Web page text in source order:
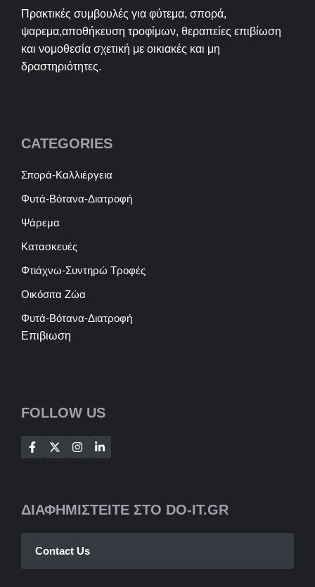
Πρακτικές συμβουλές για φύτεμα, σπορά,
ψαρεμα,αποθήκευση τροφίμων, θεραπείες επιβίωση
και νομοθεσία σχετική με οικιακές και μη
δραστηριότητες.
CATEGORIES
Σπορά-Καλλιέργεια
Φυτά-Βότανα-Διατροφή
Ψάρεμα
Κατασκευές
Φτιάχνω-Συντηρώ Τροφές
Οικόσιτα Ζώα
Φυτά-Βότανα-Διατροφή
Επιβιωση
FOLLOW US
ΔΙΑΦΗΜΙΣΤΕΙΤΕ ΣΤΟ DO-IT.GR
Contact Us